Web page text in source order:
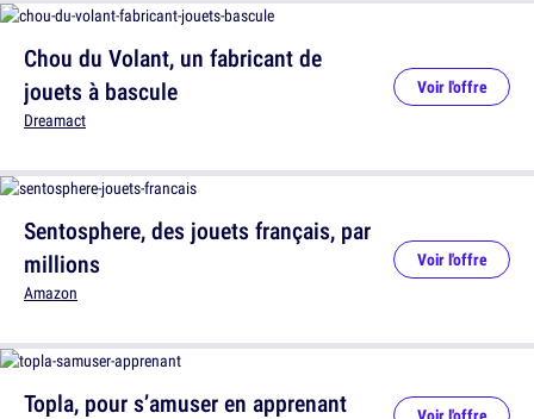
Sentosphere, des jouets français, par
millions
Amazon
Voir l'offre
Chou du Volant, un fabricant de
jouets à bascule
Dreamact
Voir l'offre
Topla, pour s’amuser en apprenant